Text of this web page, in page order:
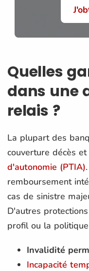
Quelles
dans une
relais ?
La plupart des
couverture décès et
d'autonomie (PTIA)
remboursement
cas de sinistre
D'autres
profil ou la
Invalidité
Incapacité